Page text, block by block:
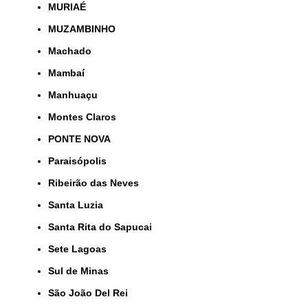
MURIAÉ
MUZAMBINHO
Machado
Mambaí
Manhuaçu
Montes Claros
PONTE NOVA
Paraisópolis
Ribeirão das Neves
Santa Luzia
Santa Rita do Sapucai
Sete Lagoas
Sul de Minas
São João Del Rei